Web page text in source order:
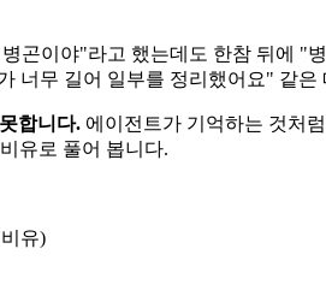
이야"라고 했는데도 한참 뒤에 "
너무 길어 일부를 정리했어요" 같은
합니다. 에이전트가 기억하는 것처
유로 풀어 봅니다.
유)